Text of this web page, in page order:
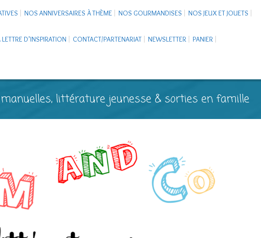
NOS ANNIVERSAIRES À THÈME NOS GOURMANDISES NOS JEUX ET JOUETS
LETTRE D’INSPIRATION CONTACT/PARTENARIAT NEWSLETTER PANIER
littérature jeunesse & sorties en famille